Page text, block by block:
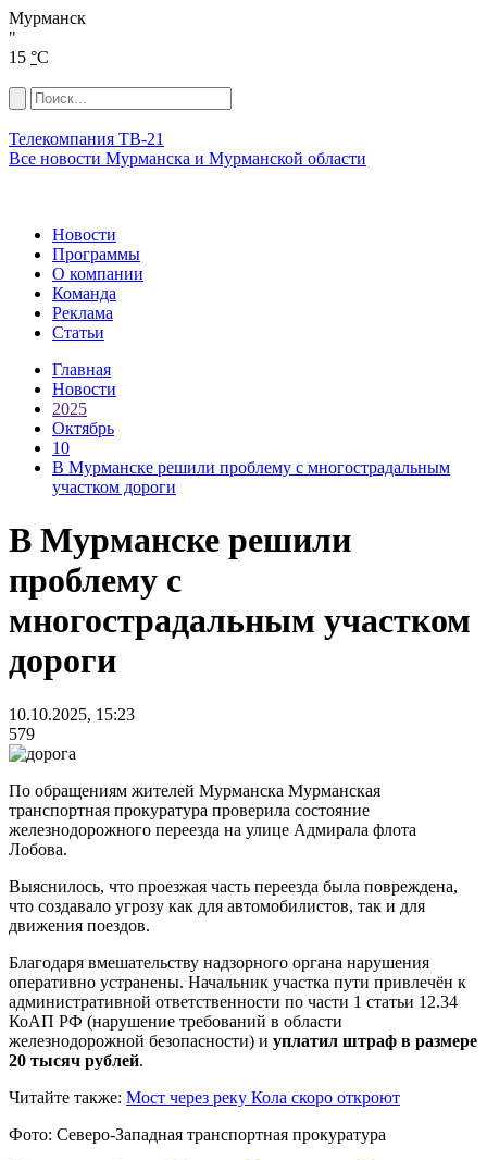
Мурманск
"
15 °C
Телекомпания ТВ-21
Все новости Мурманска и Мурманской области
Новости
Программы
О компании
Команда
Реклама
Статьи
Главная
Новости
2025
Октябрь
10
В Мурманске решили проблему с многострадальным
участком дороги
В Мурманске решили
проблему с
многострадальным участком
дороги
10.10.2025, 15:23
579
По обращениям жителей Мурманска Мурманская
транспортная прокуратура проверила состояние
железнодорожного переезда на улице Адмирала флота
Лобова.
Выяснилось, что проезжая часть переезда была повреждена,
что создавало угрозу как для автомобилистов, так и для
движения поездов.
Благодаря вмешательству надзорного органа нарушения
оперативно устранены. Начальник участка пути привлечён к
административной ответственности по части 1 статьи 12.34
КоАП РФ (нарушение требований в области
железнодорожной безопасности) и уплатил штраф в размере
20 тысяч рублей.
Читайте также: Мост через реку Кола скоро откроют
Фото: Северо-Западная транспортная прокуратура